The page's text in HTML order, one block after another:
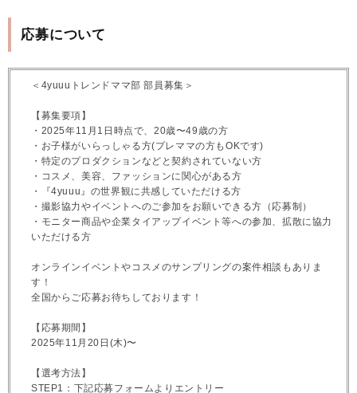
応募について
＜4yuuuトレンドママ部 部員募集＞
【募集要項】
・2025年11月1日時点で、20歳〜49歳の方
・お子様がいらっしゃる方(プレママの方もOKです)
・特定のプロダクションなどと契約されていない方
・コスメ、美容、ファッションに関心がある方
・『4yuuu』の世界観に共感していただける方
・撮影協力やイベントへのご参加をお願いできる方（応募制）
・モニター商品や企業タイアップイベント等への参加、拡散に協力
いただける方
オンラインイベントやコスメのサンプリングの案件相談もありま
す！
全国からご応募お待ちしております！
【応募期間】
2025年11月20日(木)〜
【選考方法】
STEP1：下記応募フォームよりエントリー